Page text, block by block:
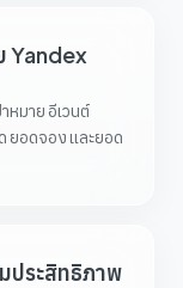
Yandex
หมาย อีเวนต์
ยอดจอง และยอด
ประสิทธิภาพ